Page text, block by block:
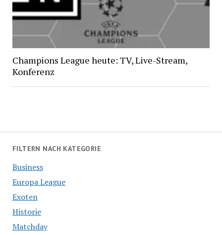
Champions League heute: TV, Live-Stream,
Konferenz
FILTERN NACH KATEGORIE
Business
Europa League
Exoten
Historie
Matchday